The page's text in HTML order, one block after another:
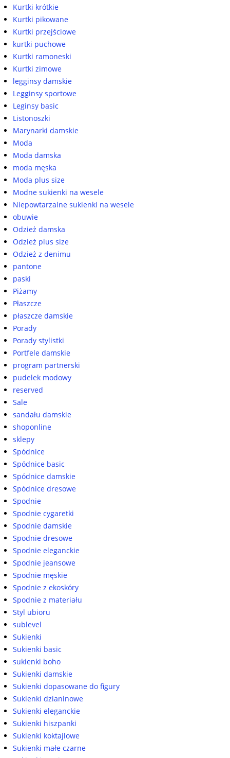
Kurtki krótkie
Kurtki pikowane
Kurtki przejściowe
kurtki puchowe
Kurtki ramoneski
Kurtki zimowe
legginsy damskie
Legginsy sportowe
Leginsy basic
Listonoszki
Marynarki damskie
Moda
Moda damska
moda męska
Moda plus size
Modne sukienki na wesele
Niepowtarzalne sukienki na wesele
obuwie
Odzież damska
Odzież plus size
Odzież z denimu
pantone
paski
Piżamy
Płaszcze
płaszcze damskie
Porady
Porady stylistki
Portfele damskie
program partnerski
pudelek modowy
reserved
Sale
sandału damskie
shoponline
sklepy
Spódnice
Spódnice basic
Spódnice damskie
Spódnice dresowe
Spodnie
Spodnie cygaretki
Spodnie damskie
Spodnie dresowe
Spodnie eleganckie
Spodnie jeansowe
Spodnie męskie
Spodnie z ekoskóry
Spodnie z materiału
Styl ubioru
sublevel
Sukienki
Sukienki basic
sukienki boho
Sukienki damskie
Sukienki dopasowane do figury
Sukienki dzianinowe
Sukienki eleganckie
Sukienki hiszpanki
Sukienki koktajlowe
Sukienki małe czarne